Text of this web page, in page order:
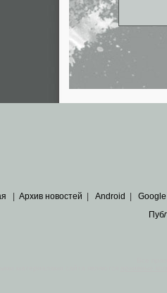
| Архив новостей | Android | Google